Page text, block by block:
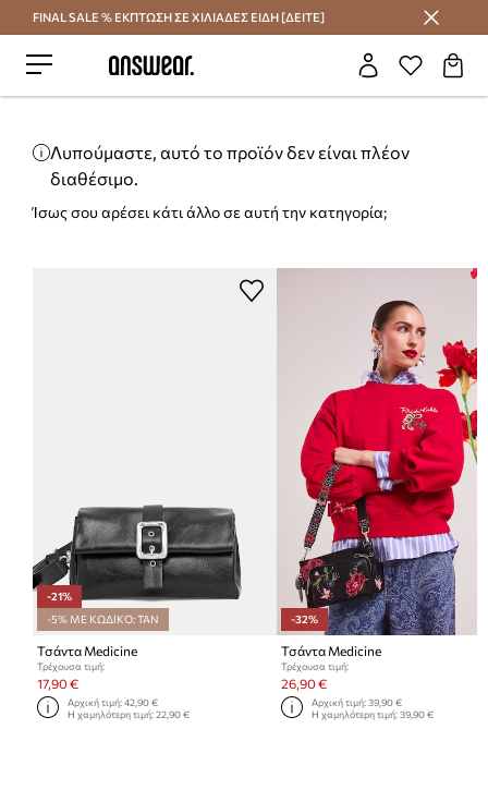
Εξοικονομήστε με το Answear Club
FINAL SALE % ΕΚΠΤΩΣΗ ΣΕ ΧΙΛΙΑΔΕΣ ΕΙΔΗ [ΔΕΙΤΕ]
Λυπούμαστε, αυτό το προϊόν δεν είναι πλέον
διαθέσιμο.
Ίσως σου αρέσει κάτι άλλο σε αυτή την κατηγορία;
-21%
-5% ΜΕ ΚΩΔΙΚΟ: TAN
Τσάντα Medicine
Τρέχουσα τιμή:
17,90 €
Αρχική τιμή:42,90 €
Η χαμηλότερη τιμή:22,90 €
-32%
Τσάντα Medicine
Τρέχουσα τιμή:
26,90 €
Αρχική τιμή: 39,90 €
Η χαμηλότερη τιμή: 39,90 €